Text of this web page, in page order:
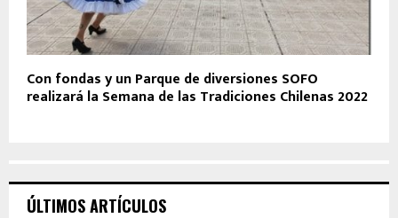
Con fondas y un Parque de diversiones SOFO
realizará la Semana de las Tradiciones Chilenas 2022
ÚLTIMOS ARTÍCULOS